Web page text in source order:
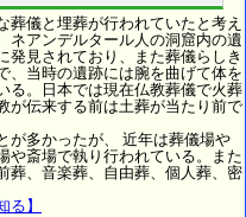
儀と埋葬が行われていたと考え
ネアンデルタール人の洞窟内の遺
発見されており、また葬儀らしき
、当時の遺跡には腕を曲げて体を
る。日本では現在仏教葬儀で火葬
が伝来する前は土葬が当たり前で
多かったが、 近年は葬儀場や
や斎場で執り行われている。また
葬、音楽葬、自由葬、個人葬、密
】